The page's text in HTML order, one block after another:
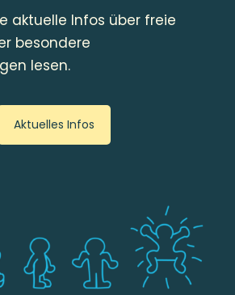
aktuelle Infos über freie
besondere
lesen.
Aktuelles Infos